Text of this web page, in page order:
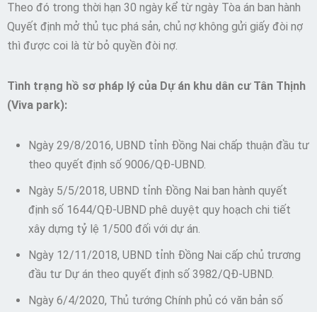
Theo đó trong thời hạn 30 ngày kể từ ngày Tòa án ban hành
Quyết định mở thủ tục phá sản, chủ nợ không gửi giấy đòi nợ
thì được coi là từ bỏ quyền đòi nợ.
Tình trạng hồ sơ pháp lý của Dự án khu dân cư Tân Thịnh
(Viva park):
Ngày 29/8/2016, UBND tỉnh Đồng Nai chấp thuận đầu tư
theo quyết định số 9006/QĐ-UBND.
Ngày 5/5/2018, UBND tỉnh Đồng Nai ban hành quyết
định số 1644/QĐ-UBND phê duyệt quy hoạch chi tiết
xây dựng tỷ lệ 1/500 đối với dự án.
Ngày 12/11/2018, UBND tỉnh Đồng Nai cấp chủ trương
đầu tư Dự án theo quyết định số 3982/QĐ-UBND.
Ngày 6/4/2020, Thủ tướng Chính phủ có văn bản số